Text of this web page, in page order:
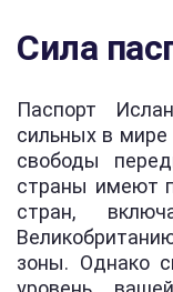
Сила
Паспорт
сильных в
свободы
страны имеют
стран,
зоны. Однако